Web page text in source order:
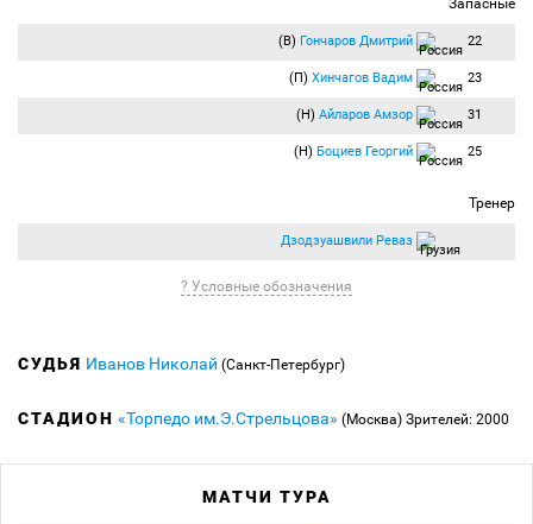
Запасные
(В) Гончаров Дмитрий 22
(П) Хинчагов Вадим 23
(Н) Айларов Амзор 31
(Н) Боциев Георгий 25
Тренер
Дзодзуашвили Реваз
? Условные обозначения
СУДЬЯ Иванов Николай (Санкт-Петербург)
СТАДИОН «Торпедо им.Э.Стрельцова» (Москва) Зрителей: 2000
МАТЧИ ТУРА